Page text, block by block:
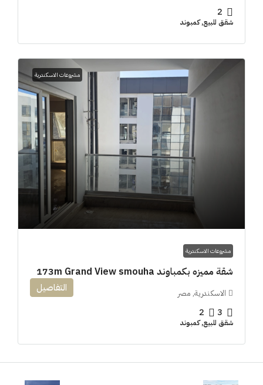
2
شقق للبيع, كمبوند
مشروعات الاسكندرية
مشروعات الاسكندرية
شقة مميزه بكمباوند 173m Grand View smouha
الاسكندرية, مصر
3
2
شقق للبيع, كمبوند
التفاصيل